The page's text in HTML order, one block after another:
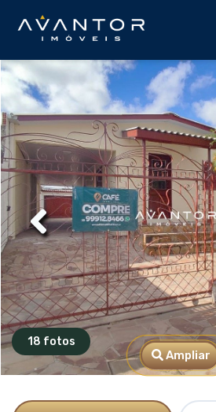
18 fotos
Ampliar